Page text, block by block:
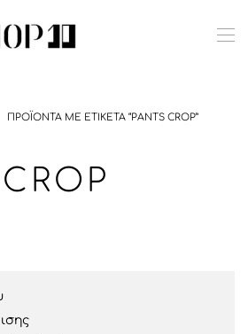
ΠΡΟΪΌΝΤΑ ΜΕ ΕΤΙΚΈΤΑ “PANTS CROP”